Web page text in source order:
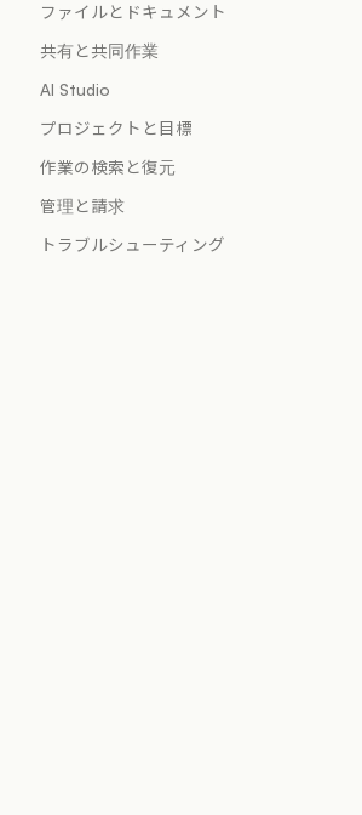
ファイルとドキュメント
共有と共同作業
AI Studio
プロジェクトと目標
作業の検索と復元
管理と請求
トラブルシューティング